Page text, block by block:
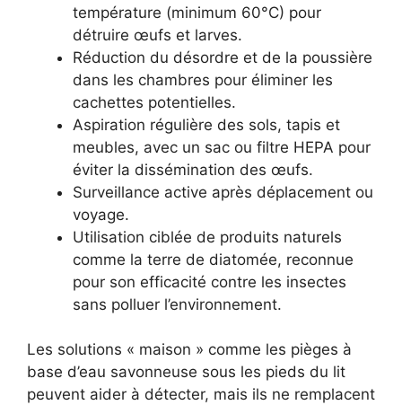
température (minimum 60°C) pour
détruire œufs et larves.
Réduction du désordre et de la poussière
dans les chambres pour éliminer les
cachettes potentielles.
Aspiration régulière des sols, tapis et
meubles, avec un sac ou filtre HEPA pour
éviter la dissémination des œufs.
Surveillance active après déplacement ou
voyage.
Utilisation ciblée de produits naturels
comme la terre de diatomée, reconnue
pour son efficacité contre les insectes
sans polluer l’environnement.
Les solutions « maison » comme les pièges à
base d’eau savonneuse sous les pieds du lit
peuvent aider à détecter, mais ils ne remplacent